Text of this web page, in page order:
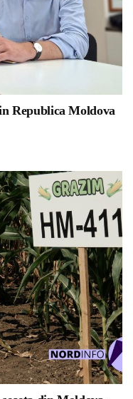
Republica Moldova